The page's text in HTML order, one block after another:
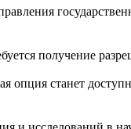
получение
станет